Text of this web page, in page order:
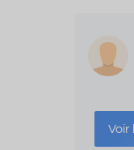
Voir